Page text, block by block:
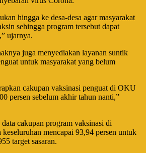
hingga ke desa-desa agar masyarakat
sehingga program tersebut dapat
ujarnya.
juga menyediakan layanan suntik
untuk masyarakat yang belum
cakupan vaksinasi penguat di OKU
persen sebelum akhir tahun nanti,”
data cakupan program vaksinasi di
mencapai 93,94 persen untuk
target sasaran.